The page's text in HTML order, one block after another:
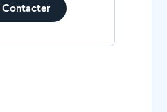
Contacter